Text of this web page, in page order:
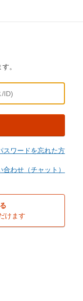
。
スワードを忘れた方
わせ（チャット）
けます